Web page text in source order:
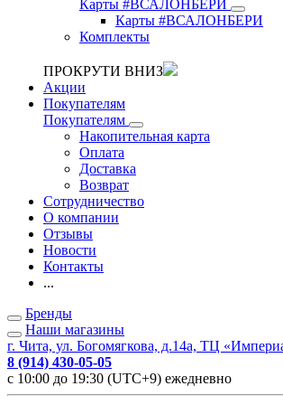
Карты #ВСАЛОНБЕРИ
Карты #ВСАЛОНБЕРИ
Комплекты
ПРОКРУТИ ВНИЗ
Акции
Покупателям
Покупателям
Накопительная карта
Оплата
Доставка
Возврат
Сотрудничество
О компании
Отзывы
Новости
Контакты
...
Бренды
Наши магазины
г. Чита, ул. Богомягкова, д.14а, ТЦ
8 (914) 430-05-05
с 10:00 до 19:30 (UTC+9) ежедневно